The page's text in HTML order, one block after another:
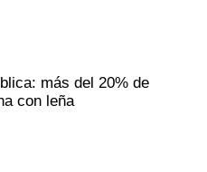
más del 20% de
con leña